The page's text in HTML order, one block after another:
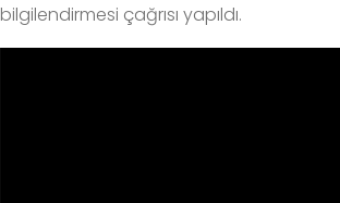
bilgilendirmesi çağrısı yapıldı.